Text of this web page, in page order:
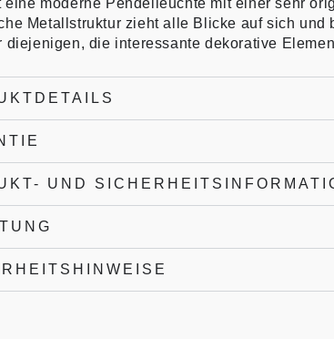
Metallstruktur zieht alle Blicke auf sich und
diejenigen, die interessante dekorative
UND